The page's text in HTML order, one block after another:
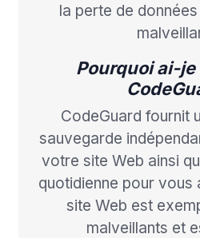
la perte de
Pourquoi ai-je
CodeGuard fournit
sauvegarde
votre site Web ainsi
quotidienne pour vous
site Web est
malveillants et